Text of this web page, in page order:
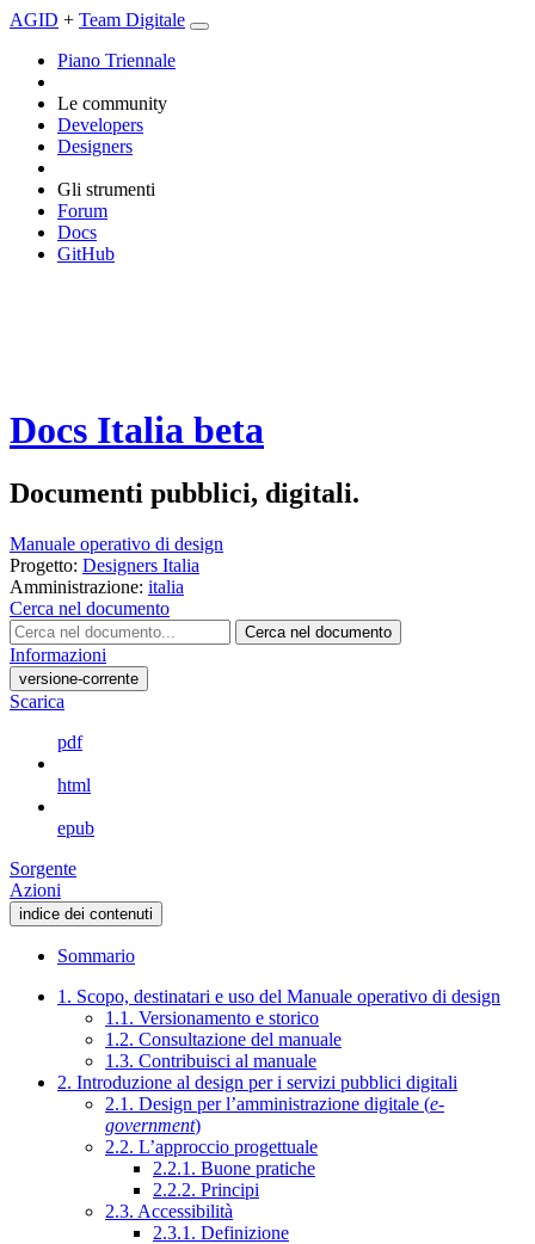
AGID + Team Digitale
Piano Triennale
Le community
Developers
Designers
Gli strumenti
Forum
Docs
GitHub
Docs Italia beta
Documenti pubblici, digitali.
Manuale operativo di design
Progetto: Designers Italia
Amministrazione: italia
Cerca nel documento
Cerca nel documento
Informazioni
versione-corrente
Scarica
pdf
html
epub
Sorgente
Azioni
indice dei contenuti
Sommario
1. Scopo, destinatari e uso del Manuale operativo di design
1.1. Versionamento e storico
1.2. Consultazione del manuale
1.3. Contribuisci al manuale
2. Introduzione al design per i servizi pubblici digitali
2.1. Design per l’amministrazione digitale (e-
government)
2.2. L’approccio progettuale
2.2.1. Buone pratiche
2.2.2. Principi
2.3. Accessibilità
2.3.1. Definizione